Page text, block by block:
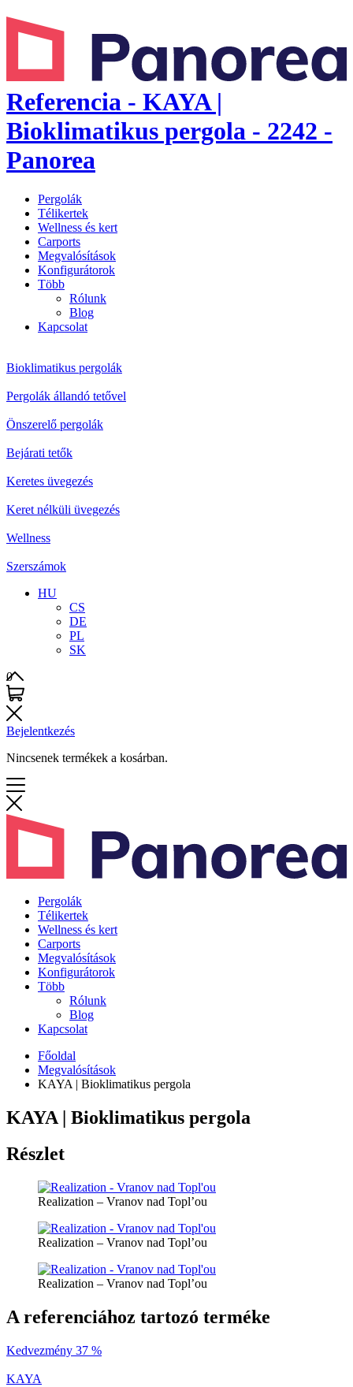
Referencia - KAYA |
Bioklimatikus pergola - 2242 -
Panorea
Pergolák
Télikertek
Wellness és kert
Carports
Megvalósítások
Konfigurátorok
Több
Rólunk
Blog
Kapcsolat
Bioklimatikus pergolák
Pergolák állandó tetővel
Önszerelő pergolák
Bejárati tetők
Keretes üvegezés
Keret nélküli üvegezés
Wellness
Szerszámok
HU
CS
DE
PL
SK
0
Bejelentkezés
Nincsenek termékek a kosárban.
Pergolák
Télikertek
Wellness és kert
Carports
Megvalósítások
Konfigurátorok
Több
Rólunk
Blog
Kapcsolat
Főoldal
Megvalósítások
KAYA | Bioklimatikus pergola
KAYA | Bioklimatikus pergola
Részlet
Realization – Vranov nad Topl’ou
Realization – Vranov nad Topl’ou
Realization – Vranov nad Topl’ou
A referenciához tartozó terméke
Kedvezmény 37 %
KAYA